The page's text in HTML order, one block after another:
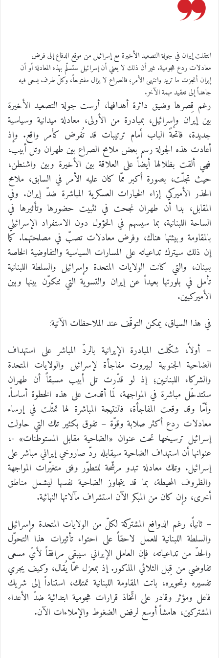
انتقلت إيران في جولة التصعيد الأخيرة مع إسرائيل من موقع الدفاع إلى فرض
معادلات ردع هجومية. غير أن ذلك لا يعني أن إسرائيل ستسلّم بهذه المعادلة أو أن
إيران أنجزت ما تريد وانتهى الأمر؛ فالصراع لا يزال مفتوحاً، وكلّ طرف يسعى فيه
جاهداً إلى تعقيد مهمة الآخر.
رغم قِصرها وضيق دائرة أهدافها، أرست جولة التصعيد الأخيرة
بين إيران وإسرائيل، بمبادرة من الأولى، معادلة ميدانية وسياسية
جديدة، فاتحةً الباب أمام ترتيبات قد تُفرض كأمر واقع. وإذ
أعادت هذه الجولة رسم بعض ملامح الصراع بين طهران وتل أبيب،
فهي ألقت بظلالها أيضاً على العلاقة بين الأخيرة وبين واشنطن،
حيث تجلّت، بصورة أكبر ممّا كان عليه الأمر في السابق، ملامح
الحذر الأميركي إزاء الخيارات العسكرية المباشرة ضدّ إيران. وفي
المقابل، بدا أن طهران نجحت في تثبيت حضورها وتأثيرها في
الساحة اللبنانية، بما سيسهم في الحؤول دون الاستفراد الإسرائيلي
بالمقاومة وبيئتها هناك، وفرض معادلات تصبّ في مصلحتهما. كما
إن ذلك سيترك تداعياته على المسارات السياسية والتفاوضية الخاصة
بلبنان، والتي كانت الولايات المتحدة وإسرائيل والسلطة اللبنانية
تأمل في بلورتها بعيداً عن إيران والتسوية التي تتكوّن بينها وبين
الأميركيين.
في هذا السياق، يمكن التوقّف عند الملاحظات الآتية:
– أولاً، شكّلت المبادرة الإيرانية بالردّ المباشر على استهداف
الضاحية الجنوبية لبيروت مفاجأة لإسرائيل والولايات المتحدة
والشركاء اللبنانيين؛ إذ لو قدّرت تل أبيب مسبقاً أن طهران
ستتدخّل مباشرة في المواجهة، لَما أقدمت على هذه الخطوة أساساً.
وأمّا وقد وقعت المفاجأة، فالنتيجة المباشرة لها تمثّلت في إرساء
معادلات ردع أكثر صلابة وقوّة – تفوق بكثير تلك التي حاولت
إسرائيل ترسيخها تحت عنوان «الضاحية مقابل المستوطنات» -،
عنوانها أن استهداف الضاحية سيقابله ردّ صاروخي إيراني مباشر على
إسرائيل. وتلك معادلة تبدو مرشّحة للتطوّر وفق متغيّرات المواجهة
والظروف المحيطة، بما قد يتجاوز الضاحية نفسها ليشمل مناطق
أخرى، وإن كان من المبكر الآن استشراف مآلاتها النهائية.
– ثانياً، رغم الدوافع المشتركة لكلّ من الولايات المتحدة وإسرائيل
والسلطة اللبنانية للعمل لاحقاً على احتواء تأثيرات هذا التحوّل
والحدّ من تداعياته، فإن العامل الإيراني سيبقى مرافقاً لأيّ مسعى
تفاوضي من قِبل الثلاثي المذكور. إذ بمعزل عمّا يُقال، وكيف يجري
تفسيره وتحويره، باتت المقاومة اللبنانية تمتلك، استناداً إلى شريك
فاعل ومؤثر وقادر على اتّخاذ قرارات هجومية ابتدائية ضدّ الأعداء
المشتركين، هامشاً أوسع لرفض الضغوط والإملاءات الآن.